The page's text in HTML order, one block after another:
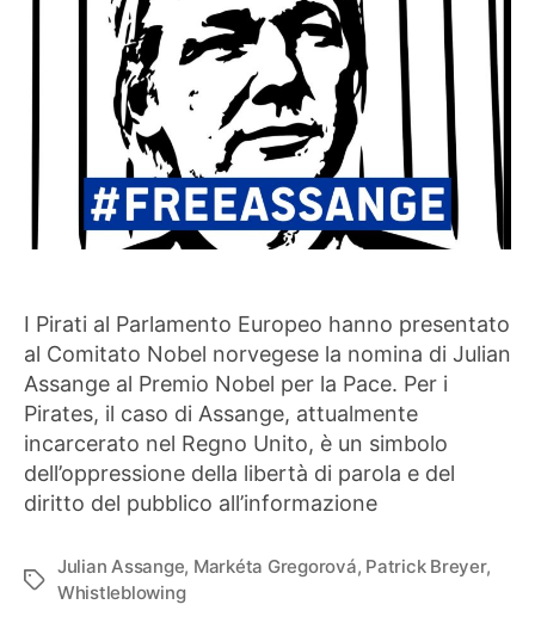
I Pirati al Parlamento Europeo hanno presentato
al Comitato Nobel norvegese la nomina di Julian
Assange al Premio Nobel per la Pace. Per i
Pirates, il caso di Assange, attualmente
incarcerato nel Regno Unito, è un simbolo
dell’oppressione della libertà di parola e del
diritto del pubblico all’informazione
Tag
Julian Assange, Markéta Gregorová, Patrick Breyer,
Whistleblowing